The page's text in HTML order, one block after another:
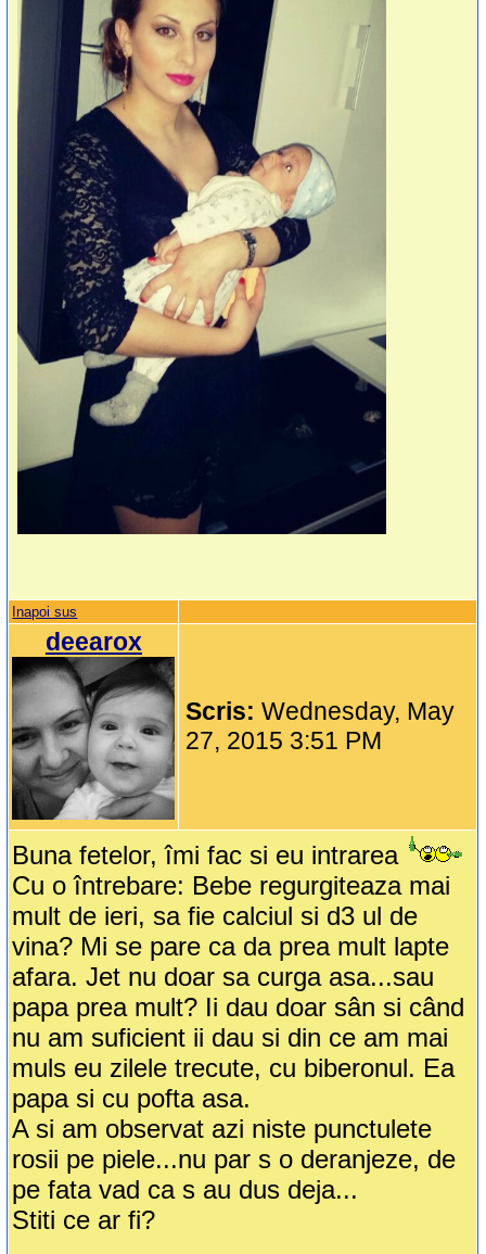
Inapoi sus
deearox
Scris:Wednesday, May
27, 2015 3:51 PM
Buna fetelor, îmi fac si eu intrarea
Cu o întrebare: Bebe regurgiteaza mai
mult de ieri, sa fie calciul si d3 ul de
vina? Mi se pare ca da prea mult lapte
afara. Jet nu doar sa curga asa...sau
papa prea mult? Ii dau doar sân si când
nu am suficient ii dau si din ce am mai
muls eu zilele trecute, cu biberonul. Ea
papa si cu pofta asa.
A si am observat azi niste punctulete
rosii pe piele...nu par s o deranjeze, de
pe fata vad ca s au dus deja...
Stiti ce ar fi?